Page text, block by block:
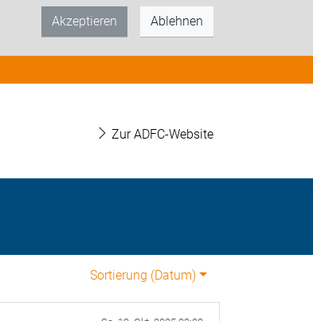
Akzeptieren Ablehnen
Zur ADFC-Website
Sortierung (Datum)